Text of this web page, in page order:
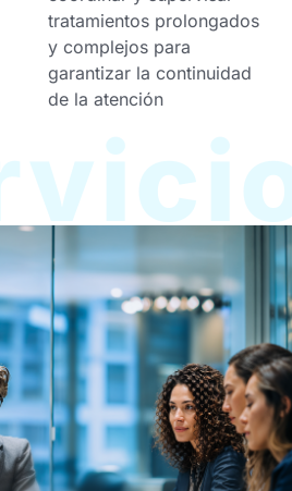
tratamientos prolongados
y complejos para
garantizar la continuidad
de la atención